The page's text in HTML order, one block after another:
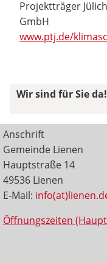
Projektträger
GmbH
www.ptj.de/
Wir sind für Sie
Anschrift
Gemeinde Lienen
Hauptstraße 14
49536 Lienen
E-Mail:
Öffnungszeiten